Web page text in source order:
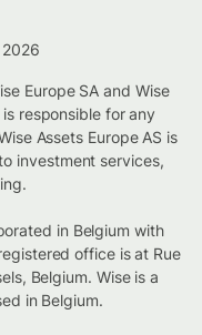
Europe SA and Wise
is responsible for any
Assets Europe AS is
investment services,
in Belgium with
office is at Rue
Belgium. Wise is a
in Belgium.